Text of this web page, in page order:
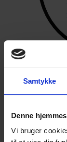
Samtykke
Denne
Vi bruger
Lopper